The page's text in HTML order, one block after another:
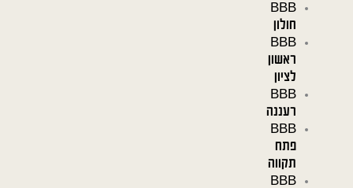
BBB
חולון
BBB
ראשון
לציון
BBB
רעננה
BBB
פתח
תקווה
BBB